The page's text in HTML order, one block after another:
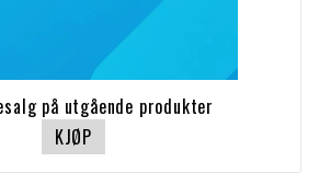
på utgående produkter
KJØP